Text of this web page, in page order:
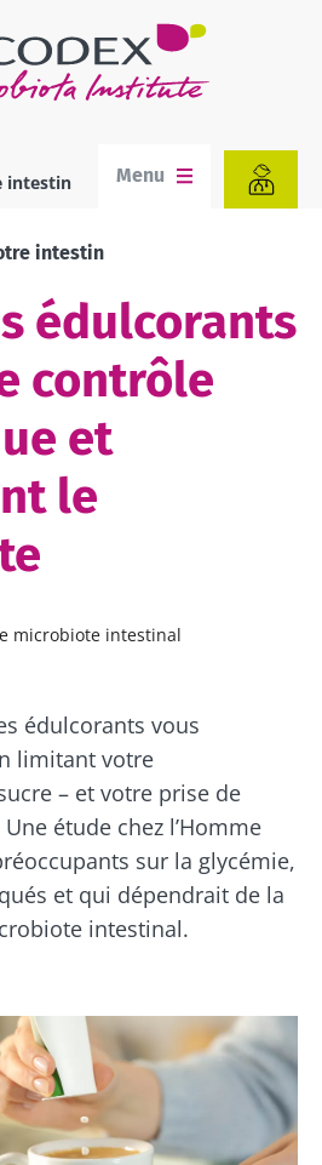
intestin Menu
intestin
édulcorants
contrôle
et
le
microbiote intestinal
édulcorants vous
limitant votre
– et votre prise de
étude chez l’Homme
sur la glycémie,
et qui dépendrait de la
intestinal.